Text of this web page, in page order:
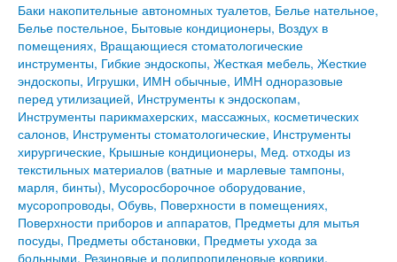
Баки накопительные автономных туалетов, Белье нательное,
Белье постельное, Бытовые кондиционеры, Воздух в
помещениях, Вращающиеся стоматологические
инструменты, Гибкие эндоскопы, Жесткая мебель, Жесткие
эндоскопы, Игрушки, ИМН обычные, ИМН одноразовые
перед утилизацией, Инструменты к эндоскопам,
Инструменты парикмахерских, массажных, косметических
салонов, Инструменты стоматологические, Инструменты
хирургические, Крышные кондиционеры, Мед. отходы из
текстильных материалов (ватные и марлевые тампоны,
марля, бинты), Мусоросборочное оборудование,
мусоропроводы, Обувь, Поверхности в помещениях,
Поверхности приборов и аппаратов, Предметы для мытья
посуды, Предметы обстановки, Предметы ухода за
больными, Резиновые и полипропиленовые коврики,